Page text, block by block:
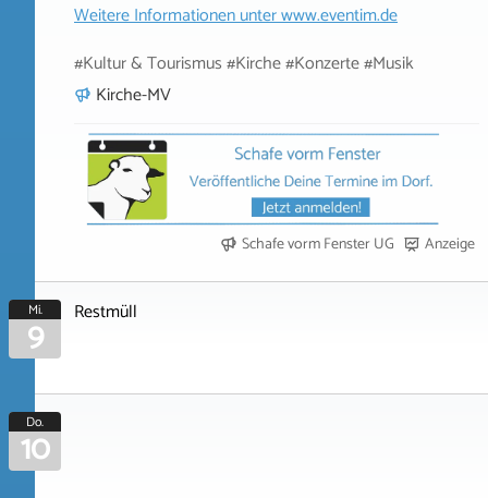
Weitere Informationen unterwww.eventim.de
#Kultur & Tourismus #Kirche #Konzerte #Musik
Kirche-MV
Schafe vorm Fenster UG Anzeige
Mi.
9 Restmüll
Do.
10